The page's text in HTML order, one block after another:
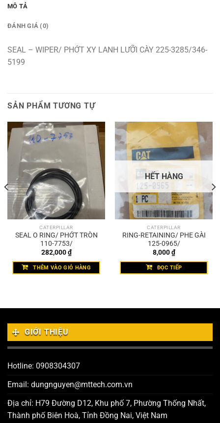
MÔ TẢ
ĐÁNH GIÁ (0)
SEAL – WIPER/ PHỚT XY LANH LƯỠI CÀY 225-3285/346-
5199
SẢN PHẨM TƯƠNG TỰ
CATERPILLAR
SEAL O RING/ PHỚT TRÒN
110-7753/
282,000₫
THÊM VÀO GIỎ HÀNG
HẾT HÀNG
CATERPILLAR
RING-RETAINING/ PHE GÀI
125-0965/
8,000₫
ĐỌC TIẾP
GIỚI THIỆU
Hotline: 0908304307
Email: dungnguyen@mttech.com.vn
Địa chỉ: H79 Đường D12, Khu phố 7, Phường Thống Nhất,
Thành phố Biên Hoà, Tỉnh Đồng Nai, Việt Nam